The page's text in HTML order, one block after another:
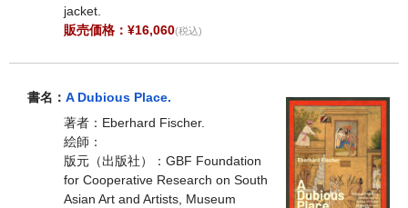
jacket.
販売価格：¥16,060(税込)
書名： A Dubious Place.
著者：Eberhard Fischer.
絵師：
版元（出版社）：GBF Foundation
for Cooperative Research on South
Asian Art and Artists, Museum